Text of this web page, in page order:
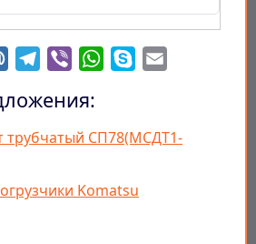
Mail.RuTelegram
Viber WhatsApp
Skype
трубчатый СП78(МСДТ1-
Komatsu